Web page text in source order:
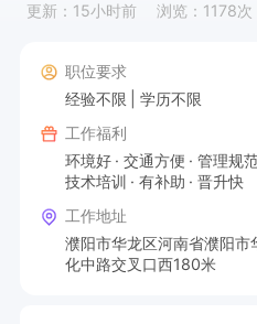
更新：15小时前
浏览：1178次
职位要求
经验不限
学历不限
工作福利
环境好
交通方便 管理规
技术培训
有补助
晋升快
工作地址
濮阳市华龙区河南省濮阳市
化中路交叉口西180米